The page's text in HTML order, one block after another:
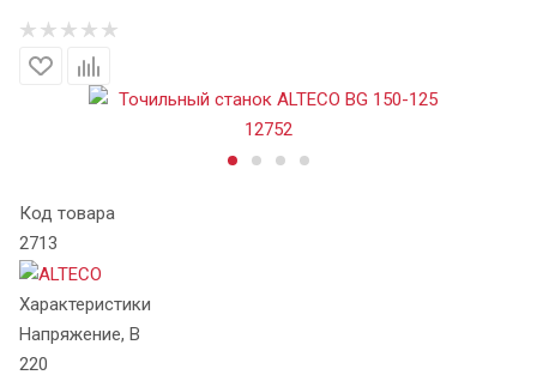
Код товара
2713
Характеристики
Напряжение, В
220